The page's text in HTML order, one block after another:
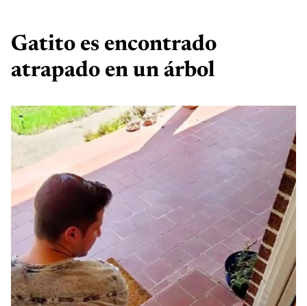
Gatito es encontrado
atrapado en un árbol